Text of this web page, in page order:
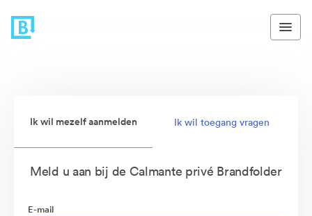
Ik wil mezelf aanmelden Ik wil toegang vragen
Meld u aan bij de Calmante privé Brandfolder
E-mail